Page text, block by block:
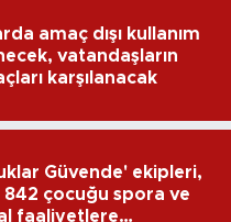
amaç dışı kullanım
vatandaşların
karşılanacak
Güvende' ekipleri,
842 çocuğu spora ve
faaliyetlere